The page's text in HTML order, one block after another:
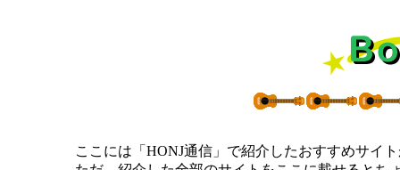
ここには「HONJ通信」で紹介したおすすめサイ